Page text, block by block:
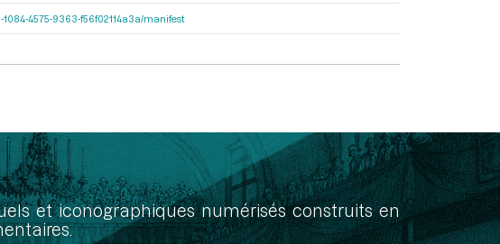
1084-4575-9363-f56f02114a3a/manifest
et iconographiques numérisés construits en